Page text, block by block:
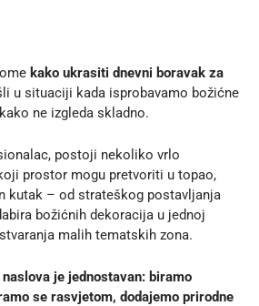
kako ukrasiti dnevni boravak za
u situaciji kada isprobavamo božićne
ne izgleda skladno.
postoji nekoliko vrlo
prostor mogu pretvoriti u topao,
kutak – od strateškog postavljanja
božićnih dekoracija u jednoj
malih tematskih zona.
je jednostavan: biramo
se rasvjetom, dodajemo prirodne